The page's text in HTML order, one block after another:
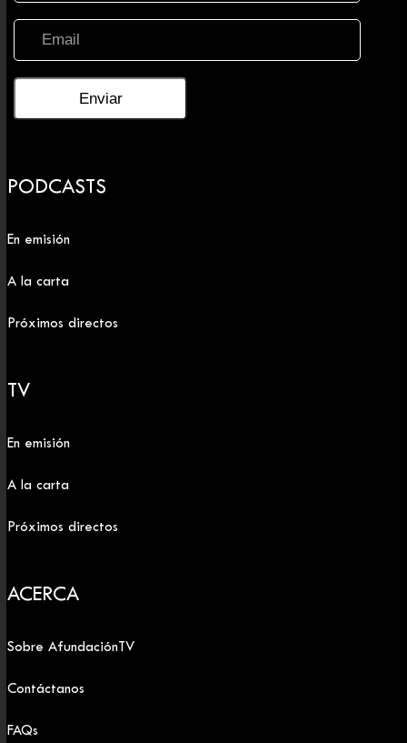
PODCASTS
En emisión
A la carta
Próximos directos
TV
En emisión
A la carta
Próximos directos
ACERCA
Sobre AfundaciónTV
Contáctanos
FAQs